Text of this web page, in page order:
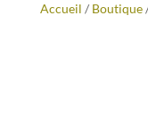
Accueil / Boutique